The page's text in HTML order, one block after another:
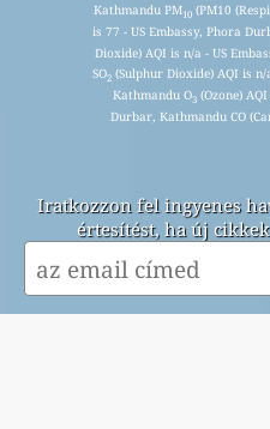
Kathmandu PM10 (PM10
is 77 - US Embassy, Phora
Dioxide) AQI is n/a - US
SO2 (Sulphur Dioxide) AQI is
Kathmandu O3 (Ozone)
Durbar, Kathmandu CO
Iratkozzon fel ingyenes
értesítést, ha új